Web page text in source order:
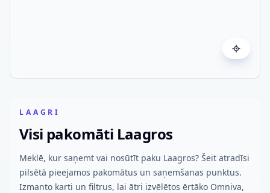
LAAGRI
Visi pakomāti Laagros
Meklē, kur saņemt vai nosūtīt paku Laagros? Šeit atradīsi
pilsētā pieejamos pakomātus un saņemšanas punktus.
Izmanto karti un filtrus, lai ātri izvēlētos ērtāko Omniva,